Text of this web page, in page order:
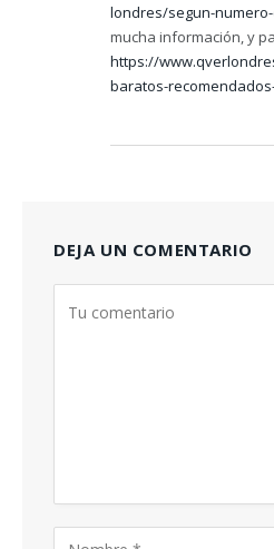
londres/segun-
mucha información, y
https://
baratos-
DEJA UN COMENTARIO